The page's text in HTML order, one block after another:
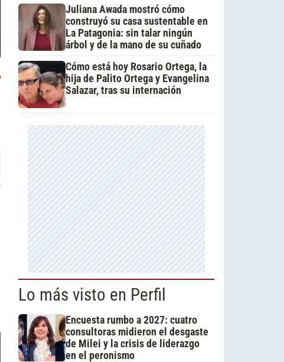
Juliana Awada mostró cómo
construyó su casa sustentable en
La Patagonia: sin talar ningún
árbol y de la mano de su cuñado
Cómo está hoy Rosario Ortega, la
hija de Palito Ortega y Evangelina
Salazar, tras su internación
Lo más visto en Perfil
Encuesta rumbo a 2027: cuatro
consultoras midieron el desgaste
de Milei y la crisis de liderazgo
en el peronismo